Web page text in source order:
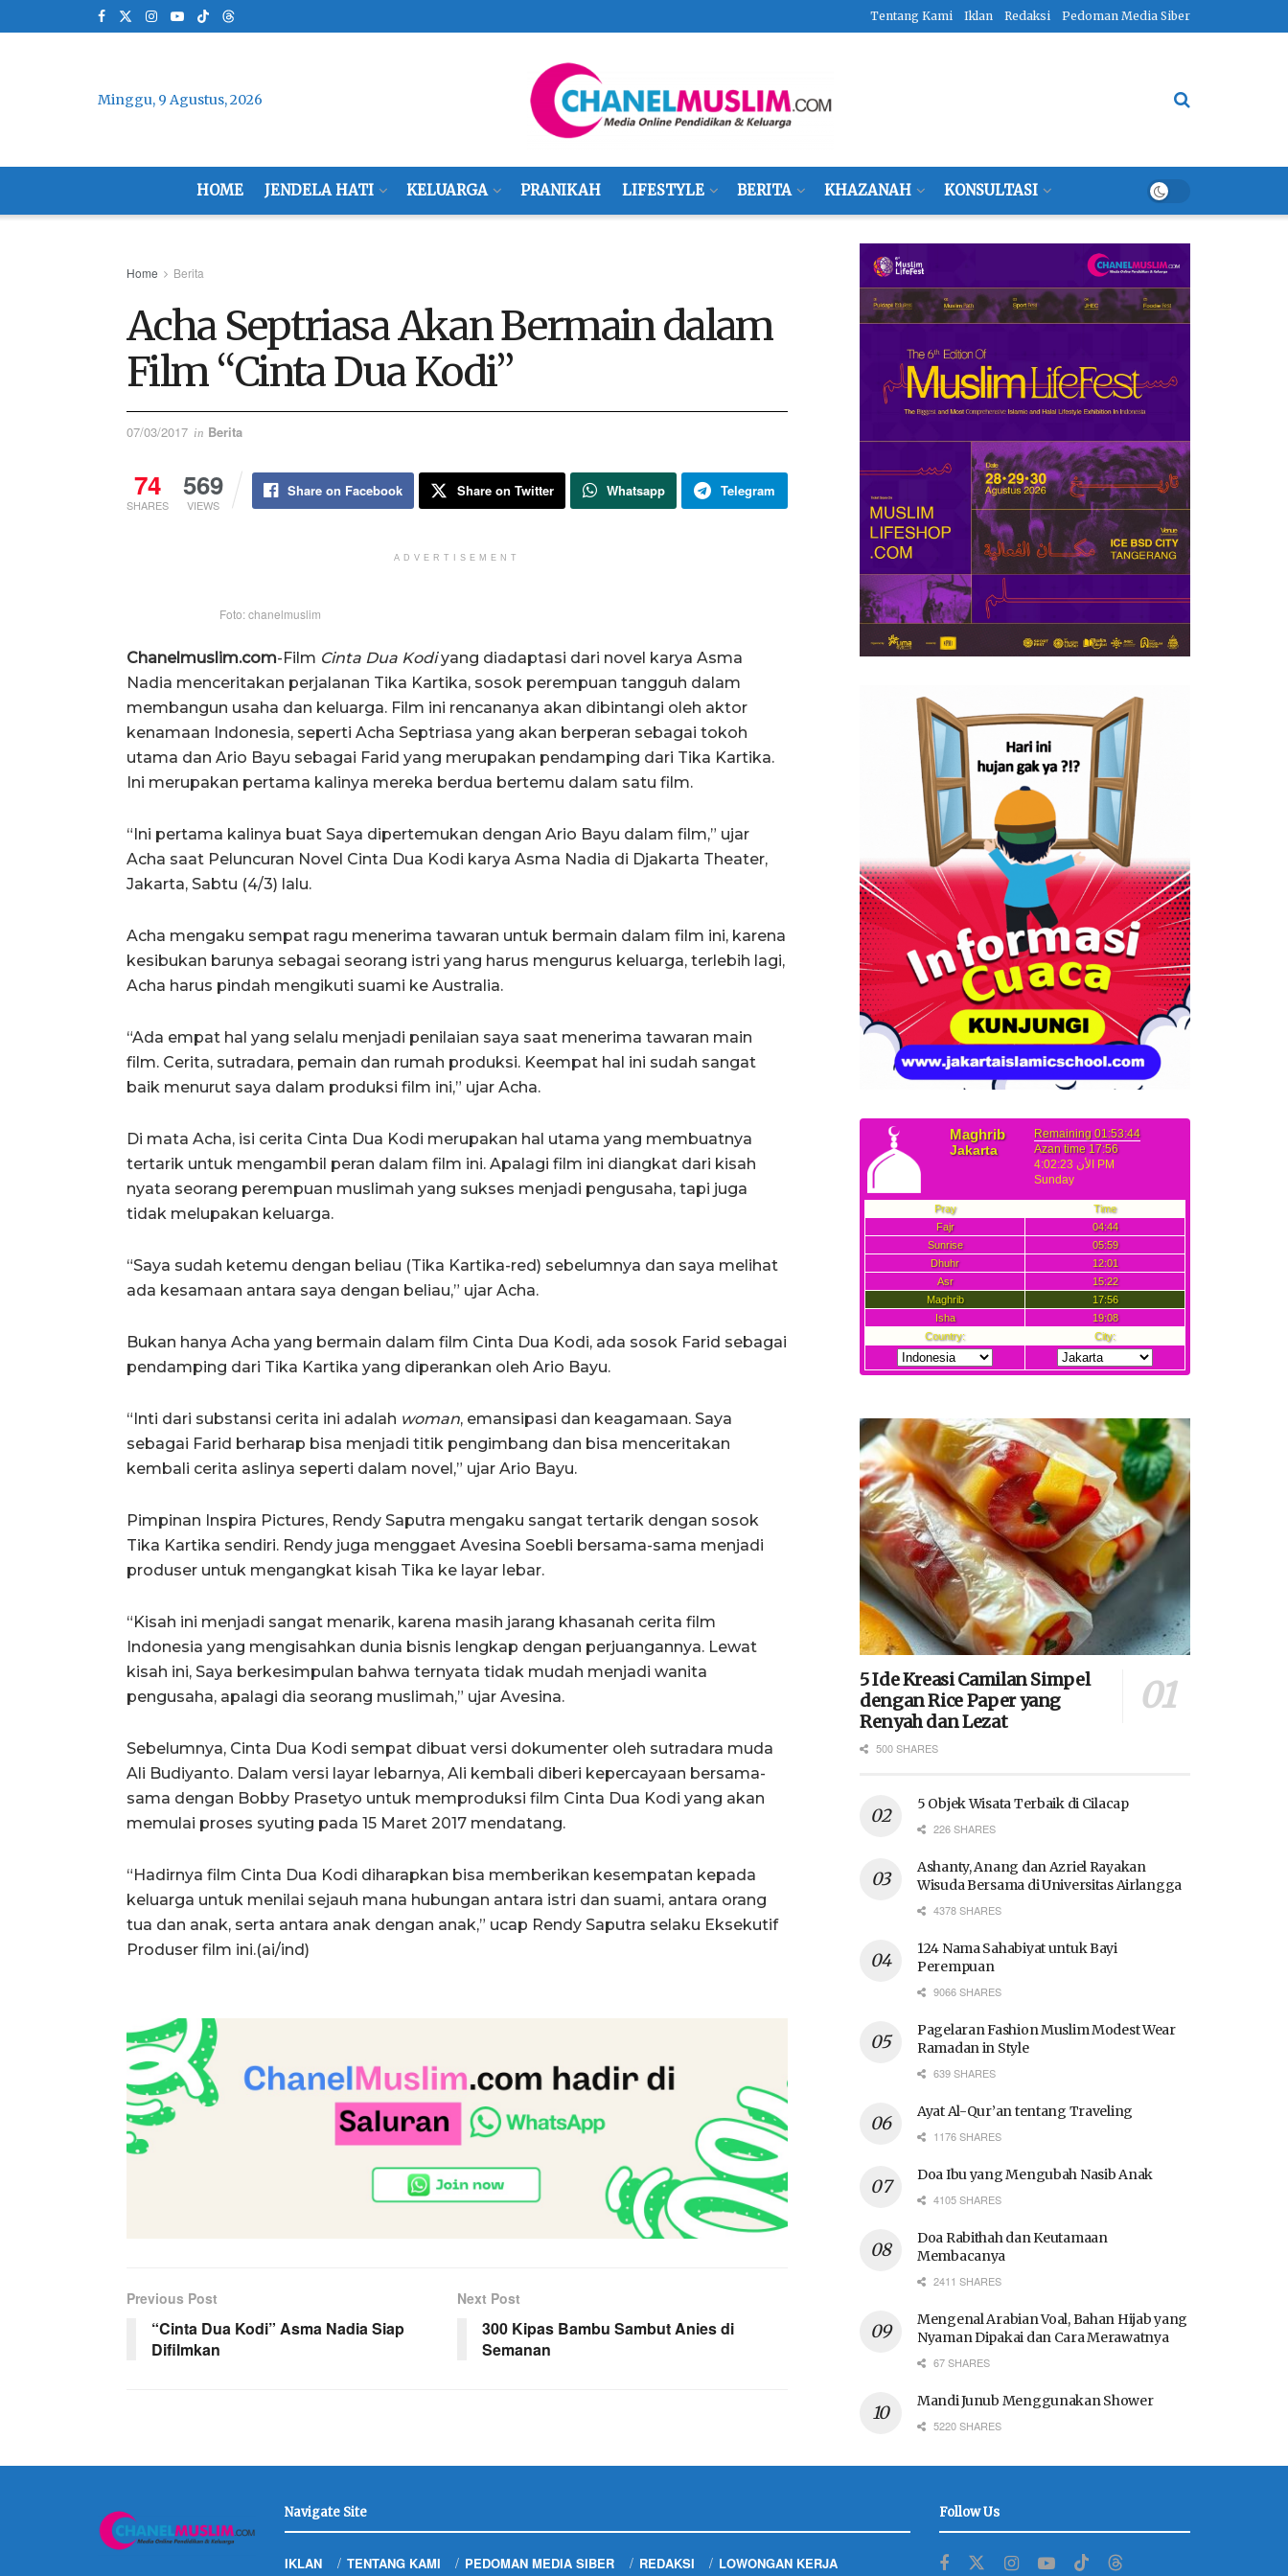
Tentang Kami Iklan Redaksi Pedoman Media Siber
Minggu, 9 Agustus, 2026
HOME JENDELA HATI KELUARGA PRANIKAH LIFESTYLE BERITA KHAZANAH KONSULTASI
Home Berita
Acha Septriasa Akan Bermain dalam
Film “Cinta Dua Kodi”
07/03/2017 in Berita
74
SHARES
569
VIEWS
Share on Facebook Share on Twitter Whatsapp Telegram
ADVERTISEMENT
Foto: chanelmuslim
Chanelmuslim.com-Film Cinta Dua Kodiyang diadaptasi dari novel karya Asma
Nadia menceritakan perjalanan Tika Kartika, sosok perempuan tangguh dalam
membangun usaha dan keluarga. Film ini rencananya akan dibintangi oleh aktor
kenamaan Indonesia, seperti Acha Septriasa yang akan berperan sebagai tokoh
utama dan Ario Bayu sebagai Farid yang merupakan pendamping dari Tika Kartika.
Ini merupakan pertama kalinya mereka berdua bertemu dalam satu film.
“Ini pertama kalinya buat Saya dipertemukan dengan Ario Bayu dalam film,” ujar
Acha saat Peluncuran Novel Cinta Dua Kodi karya Asma Nadia di Djakarta Theater,
Jakarta, Sabtu (4/3) lalu.
Acha mengaku sempat ragu menerima tawaran untuk bermain dalam film ini, karena
kesibukan barunya sebagai seorang istri yang harus mengurus keluarga, terlebih lagi,
Acha harus pindah mengikuti suami ke Australia.
“Ada empat hal yang selalu menjadi penilaian saya saat menerima tawaran main
film. Cerita, sutradara, pemain dan rumah produksi. Keempat hal ini sudah sangat
baik menurut saya dalam produksi film ini,” ujar Acha.
Di mata Acha, isi cerita Cinta Dua Kodi merupakan hal utama yang membuatnya
tertarik untuk mengambil peran dalam film ini. Apalagi film ini diangkat dari kisah
nyata seorang perempuan muslimah yang sukses menjadi pengusaha, tapi juga
tidak melupakan keluarga.
“Saya sudah ketemu dengan beliau (Tika Kartika-red) sebelumnya dan saya melihat
ada kesamaan antara saya dengan beliau,” ujar Acha.
Bukan hanya Acha yang bermain dalam film Cinta Dua Kodi, ada sosok Farid sebagai
pendamping dari Tika Kartika yang diperankan oleh Ario Bayu.
“Inti dari substansi cerita ini adalah woman, emansipasi dan keagamaan. Saya
sebagai Farid berharap bisa menjadi titik pengimbang dan bisa menceritakan
kembali cerita aslinya seperti dalam novel,” ujar Ario Bayu.
Pimpinan Inspira Pictures, Rendy Saputra mengaku sangat tertarik dengan sosok
Tika Kartika sendiri. Rendy juga menggaet Avesina Soebli bersama-sama menjadi
produser untuk mengangkat kisah Tika ke layar lebar.
“Kisah ini menjadi sangat menarik, karena masih jarang khasanah cerita film
Indonesia yang mengisahkan dunia bisnis lengkap dengan perjuangannya. Lewat
kisah ini, Saya berkesimpulan bahwa ternyata tidak mudah menjadi wanita
pengusaha, apalagi dia seorang muslimah,” ujar Avesina.
Sebelumnya, Cinta Dua Kodi sempat dibuat versi dokumenter oleh sutradara muda
Ali Budiyanto. Dalam versi layar lebarnya, Ali kembali diberi kepercayaan bersama-
sama dengan Bobby Prasetyo untuk memproduksi film Cinta Dua Kodi yang akan
memulai proses syuting pada 15 Maret 2017 mendatang.
“Hadirnya film Cinta Dua Kodi diharapkan bisa memberikan kesempatan kepada
keluarga untuk menilai sejauh mana hubungan antara istri dan suami, antara orang
tua dan anak, serta antara anak dengan anak,” ucap Rendy Saputra selaku Eksekutif
Produser film ini.(ai/ind)
Previous Post
“Cinta Dua Kodi” Asma Nadia Siap
Difilmkan
Next Post
300 Kipas Bambu Sambut Anies di
Semanan
5 Ide Kreasi Camilan Simpel
dengan Rice Paper yang
Renyah dan Lezat
500 SHARES
5 Objek Wisata Terbaik di Cilacap
226 SHARES
Ashanty, Anang dan Azriel Rayakan
Wisuda Bersama di Universitas Airlangga
4378 SHARES
124 Nama Sahabiyat untuk Bayi
Perempuan
9066 SHARES
Pagelaran Fashion Muslim Modest Wear
Ramadan in Style
639 SHARES
Ayat Al-Qur’an tentang Traveling
1176 SHARES
Doa Ibu yang Mengubah Nasib Anak
4105 SHARES
Doa Rabithah dan Keutamaan
Membacanya
2411 SHARES
Mengenal Arabian Voal, Bahan Hijab yang
Nyaman Dipakai dan Cara Merawatnya
67 SHARES
Mandi Junub Menggunakan Shower
5220 SHARES
Navigate Site
IKLAN TENTANG KAMI PEDOMAN MEDIA SIBER REDAKSI LOWONGAN KERJA
Follow Us